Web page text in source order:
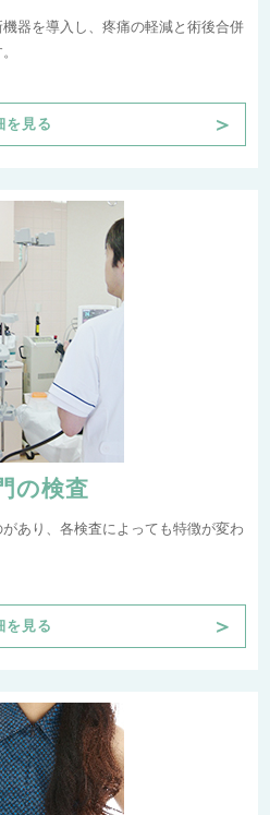
器を導入し、疼痛の軽減と術後合併
を見る ＞
の検査
あり、各検査によっても特徴が変わ
を見る ＞